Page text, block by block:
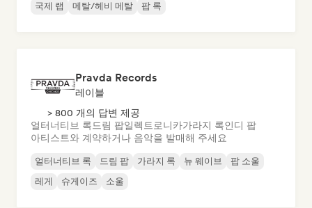
국제 랩
메탈/헤비 메탈 팝 록
Pravda Records
레이블
> 800 개의 답변 제공
얼터너티브 록드림 팝일렉트로니카가라지 록인디 팝
아티스트와 계약하거나 음악을 발매해 주세요
얼터너티브 록 드림 팝 가라지 록 뉴 웨이브
팝 소울
레게
슈게이즈 소울